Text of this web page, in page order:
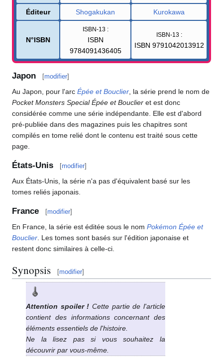
Éditeur Shogakukan Kurokawa
N°ISBN
ISBN-13 :
ISBN
9784091436405
ISBN-13 :
ISBN 9791042013912
Japon [modifier]
Au Japon, pour l'arc Épée et Bouclier , la série prend le nom de
Pocket Monsters Special Épée et Bouclier et est donc
considérée comme une série indépendante. Elle est d'abord
pré-publiée dans des magazines puis les chapitres sont
compilés en tome relié dont le contenu est traité sous cette
page.
États-Unis [modifier]
Aux États-Unis, la série n'a pas d'équivalent basé sur les
tomes reliés japonais.
France [modifier]
En France, la série est éditée sous le nom Pokémon Épée et
Bouclier. Les tomes sont basés sur l'édition japonaise et
restent donc similaires à celle-ci.
Synopsis [modifier]
Attention spoiler ! Cette partie de l'article
contient des informations concernant des
éléments essentiels de l'histoire.
Ne la lisez pas si vous souhaitez la
découvrir par vous-même.